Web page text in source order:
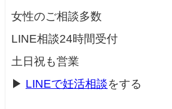
女性のご相談多数
LINE相談24時間受付
土日祝も営業
▶ LINEで妊活相談をする